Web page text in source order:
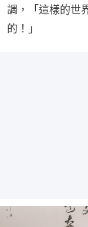
調，「這樣的世
的！」